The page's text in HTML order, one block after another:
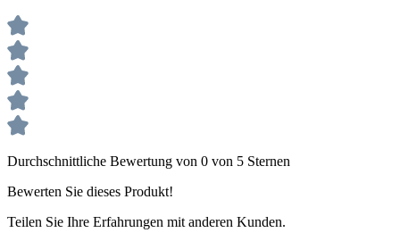
Durchschnittliche Bewertung von 0 von 5 Sternen
Bewerten Sie dieses Produkt!
Teilen Sie Ihre Erfahrungen mit anderen Kunden.